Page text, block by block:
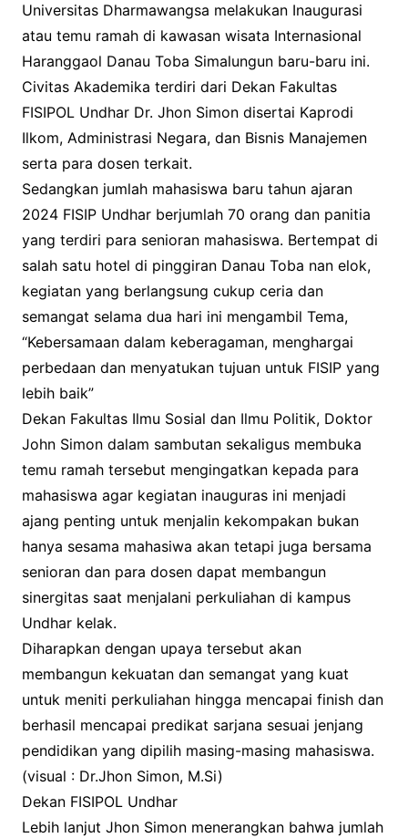
b
o
o
k
t
e
r
s
A
p
p
Universitas Dharmawangsa melakukan Inaugurasi
atau temu ramah di kawasan wisata Internasional
Haranggaol Danau Toba Simalungun baru-baru ini.
Civitas Akademika terdiri dari Dekan Fakultas
FISIPOL Undhar Dr. Jhon Simon disertai Kaprodi
Ilkom, Administrasi Negara, dan Bisnis Manajemen
serta para dosen terkait.
Sedangkan jumlah mahasiswa baru tahun ajaran
2024 FISIP Undhar berjumlah 70 orang dan panitia
yang terdiri para senioran mahasiswa. Bertempat di
salah satu hotel di pinggiran Danau Toba nan elok,
kegiatan yang berlangsung cukup ceria dan
semangat selama dua hari ini mengambil Tema,
“Kebersamaan dalam keberagaman, menghargai
perbedaan dan menyatukan tujuan untuk FISIP yang
lebih baik”
Dekan Fakultas Ilmu Sosial dan Ilmu Politik, Doktor
John Simon dalam sambutan sekaligus membuka
temu ramah tersebut mengingatkan kepada para
mahasiswa agar kegiatan inauguras ini menjadi
ajang penting untuk menjalin kekompakan bukan
hanya sesama mahasiwa akan tetapi juga bersama
senioran dan para dosen dapat membangun
sinergitas saat menjalani perkuliahan di kampus
Undhar kelak.
Diharapkan dengan upaya tersebut akan
membangun kekuatan dan semangat yang kuat
untuk meniti perkuliahan hingga mencapai finish dan
berhasil mencapai predikat sarjana sesuai jenjang
pendidikan yang dipilih masing-masing mahasiswa.
(visual : Dr.Jhon Simon, M.Si)
Dekan FISIPOL Undhar
Lebih lanjut Jhon Simon menerangkan bahwa jumlah